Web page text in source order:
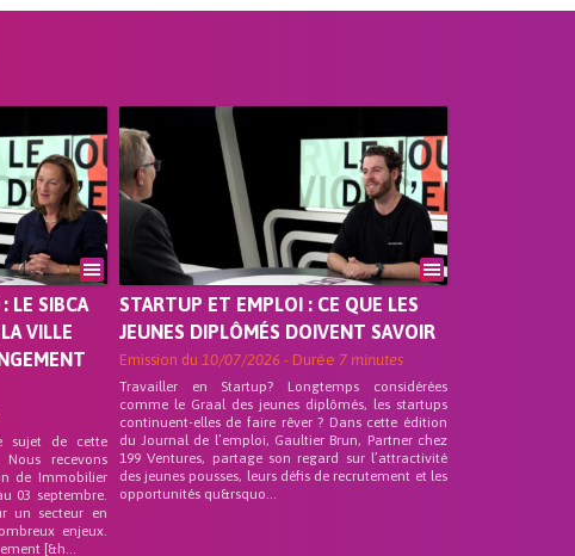
LE SIBCA
VILLE
sujet de cette
recevons
de Immobilier
03 septembre.
un secteur en
enjeux.
[&h...
STARTUP ET EMPLOI : CE QUE LES
JEUNES DIPLÔMÉS DOIVENT SAVOIR
Emission du 10/07/2026 - Durée 7 minutes
Travailler en Startup? Longtemps considérées
comme le Graal des jeunes diplômés, les startups
continuent-elles de faire rêver ? Dans cette édition
du Journal de l’emploi, Gaultier Brun, Partner chez
199 Ventures, partage son regard sur l’attractivité
des jeunes pousses, leurs défis de recrutement et les
opportunités qu&rsquo...